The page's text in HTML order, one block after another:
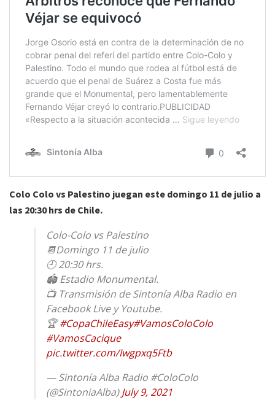
Colo Colo vs Palestino juegan este domingo 11 de julio a
las 20:30 hrs de Chile.
Colo-Colo vs Palestino
📆Domingo 11 de julio
🕘 20:30 hrs.
🏟 Estadio Monumental.
📺 Transmisión de Sintonía Alba Radio en
Facebook Live y Youtube.
🏆#CopaChileEasy#VamosColoColo
#VamosCacique
pic.twitter.com/Iwgpxq5Ftb
— Sintonía Alba Radio #ColoColo
(@SintoniaAlba)July 9, 2021